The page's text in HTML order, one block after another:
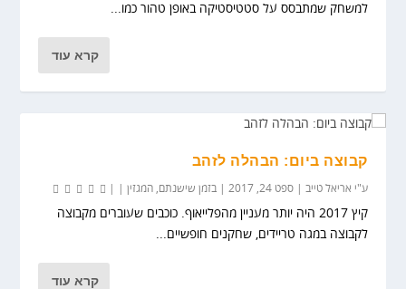
למשחק שמתבסס על סטטיסטיקה באופן טהור כמו...
קרא עוד
קבוצה ביום: הבהלה לזהב
ע"י אריאל טייב |ספט 24, 2017 |בזמן שישנתם,המגזין
קיץ 2017 היה יותר מעניין מהפלייאוף. כוכבים שעוברים מקבוצה
לקבוצה במגה טריידים, שחקנים חופשיים...
קרא עוד